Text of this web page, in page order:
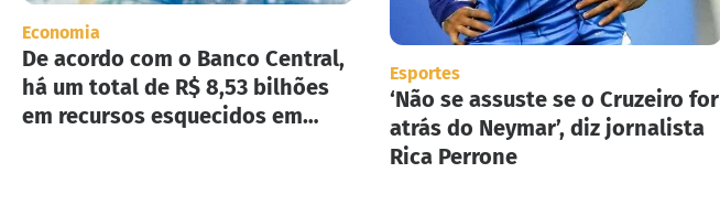
Economia
De acordo com o Banco Central,
há um total de R$ 8,53 bilhões
em recursos esquecidos em
Esportes
‘Não se assuste se o Cruzeiro for
atrás do Neymar’, diz jornalista
Rica Perrone